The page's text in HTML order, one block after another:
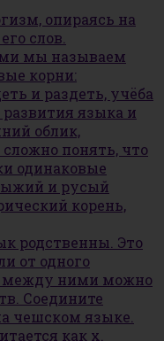
опираясь на
слов.
мы называем
корни:
и раздеть, учёба
языка и
облик,
понять, что
одинаковые
и русый
корень,
родственны. Это
от одного
между ними можно
Соедините
чешском языке.
как х.